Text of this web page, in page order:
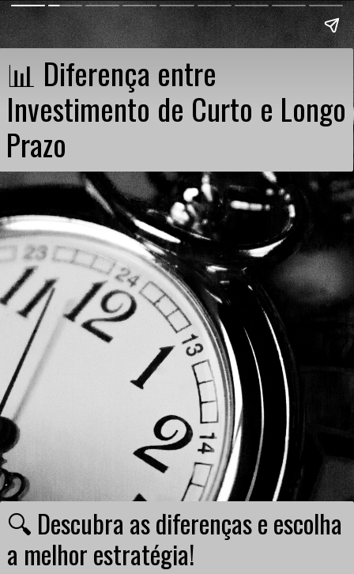
📊 Diferença entre
Investimento de Curto e Longo
Prazo
🔍 Descubra as diferenças e escolha
a melhor estratégia!